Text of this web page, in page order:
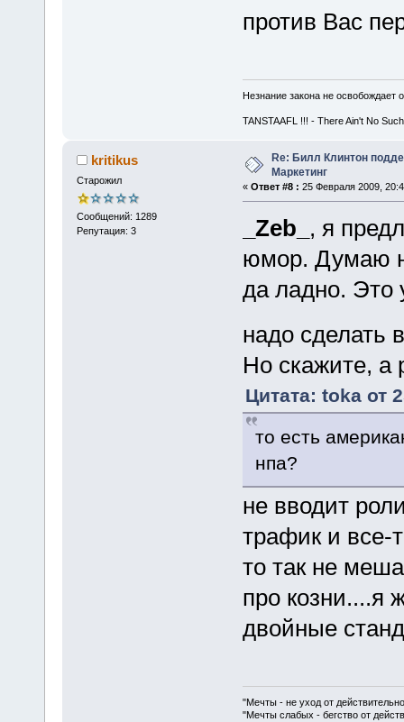
против Вас
Незнание закона не освобождает
TANSTAAFL !!! - There Ain't No
kritikus
Старожил
Сообщений: 1289
Репутация: 3
Re: Билл Клинтон
Маркетинг
« Ответ #8 : 25 Февраля 2009,
_Zeb_ , я
юмор. Думаю
да ладно. Это
надо сделать
Но скажите, а
Цитата: toka от
то есть
нпа?
не вводит
трафик и все-
то так не
про козни....я
двойные
"Мечты - не уход от
"Мечты слабых - бегство от